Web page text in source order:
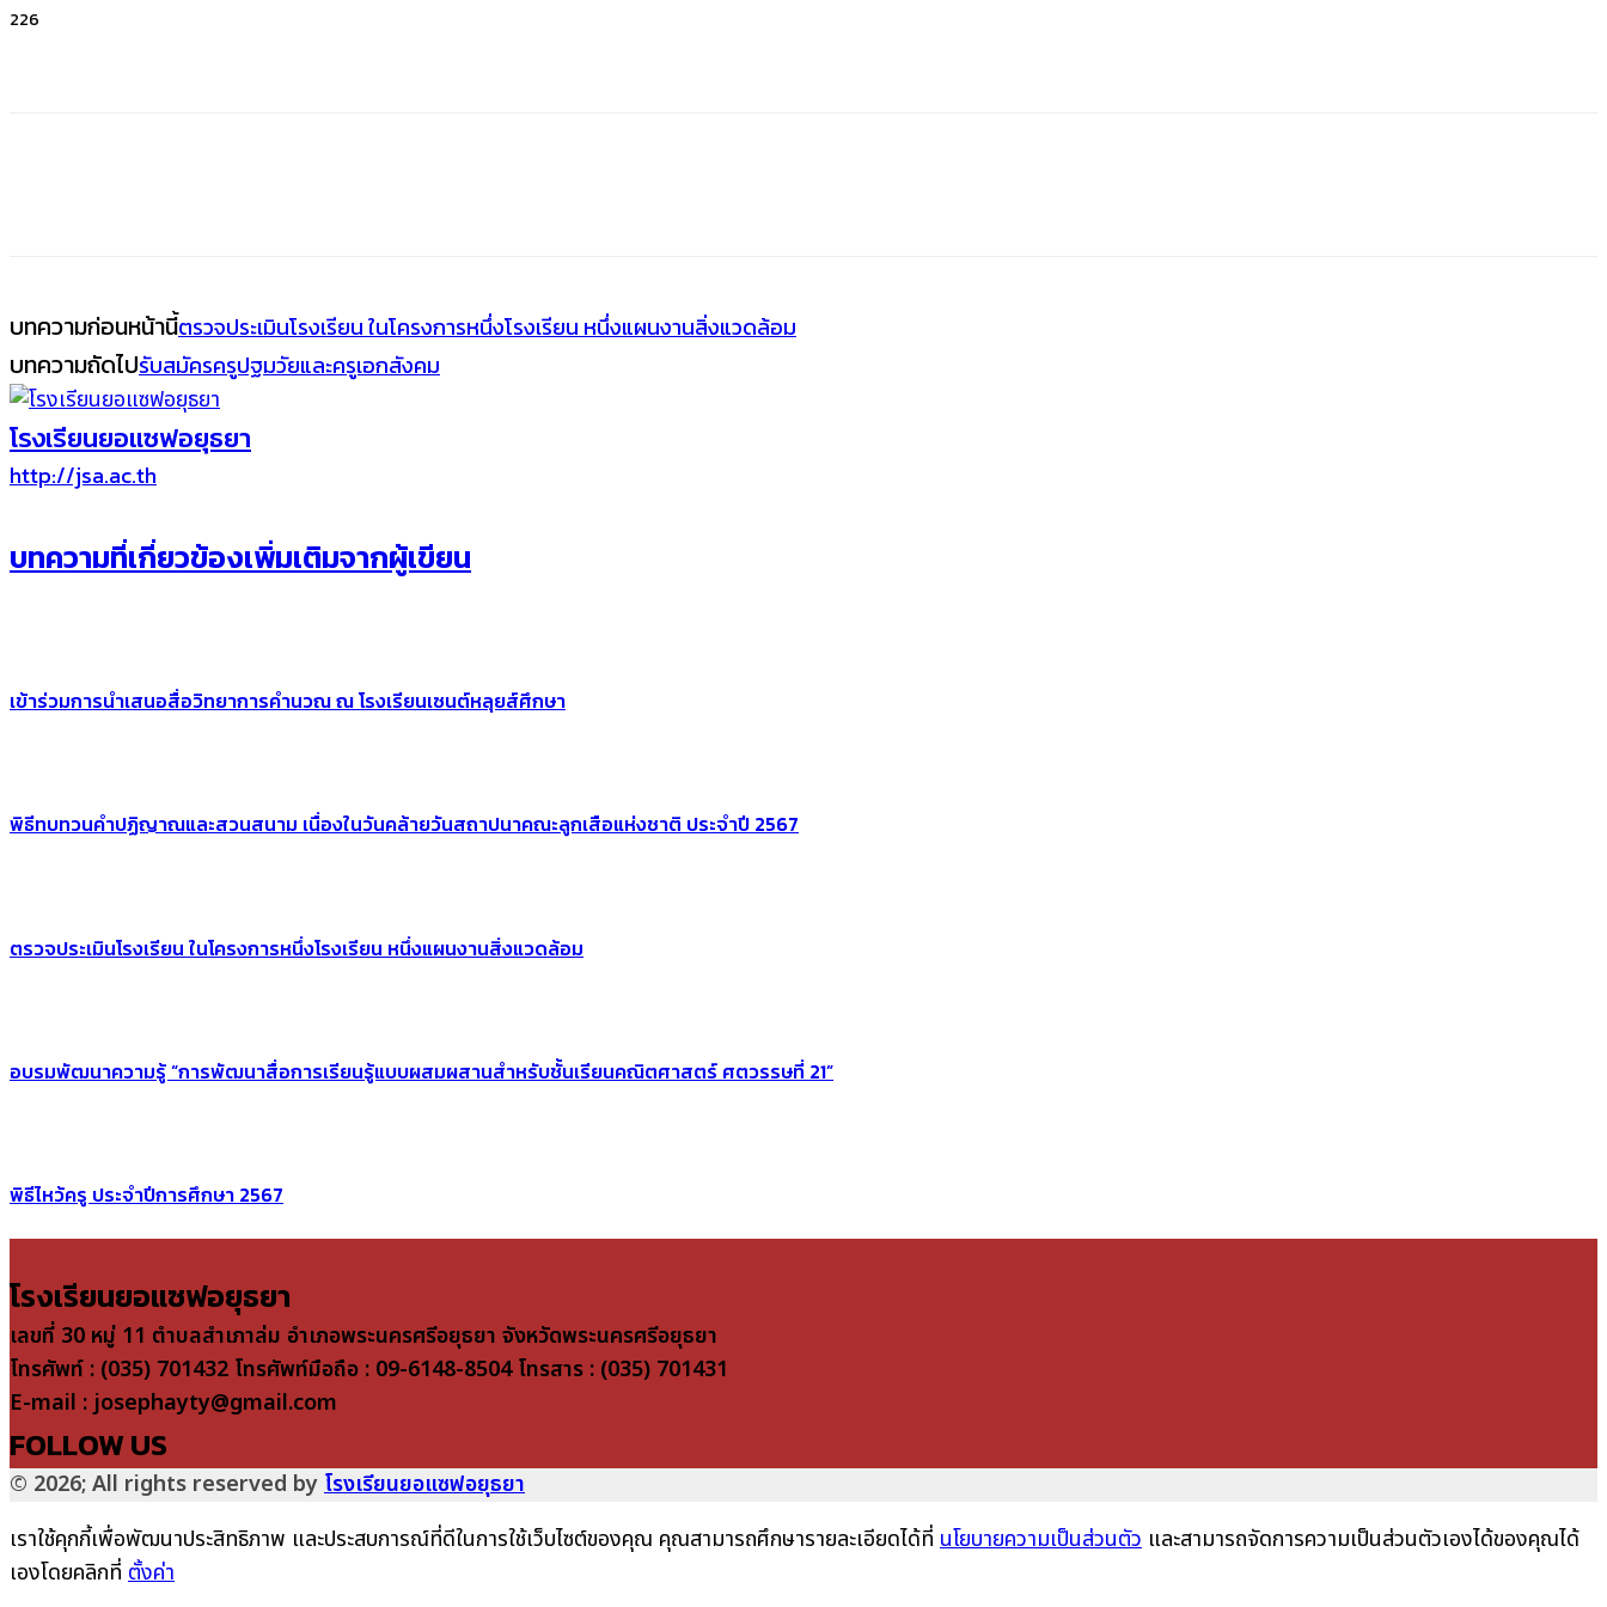
226
บทความก่อนหน้านี้ตรวจประเมินโรงเรียน ในโครงการหนึ่งโรงเรียน หนึ่งแผนงานสิ่งแวดล้อม
บทความถัดไปรับสมัครครูปฐมวัยและครูเอกสังคม
โรงเรียนยอแซฟอยุธยา
http://jsa.ac.th
บทความที่เกี่ยวข้องเพิ่มเติมจากผู้เขียน
เข้าร่วมการนำเสนอสื่อวิทยาการคำนวณ ณ โรงเรียนเซนต์หลุยส์ศึกษา
พิธีทบทวนคำปฏิญาณและสวนสนาม เนื่องในวันคล้ายวันสถาปนาคณะลูกเสือแห่งชาติ ประจำปี 2567
ตรวจประเมินโรงเรียน ในโครงการหนึ่งโรงเรียน หนึ่งแผนงานสิ่งแวดล้อม
อบรมพัฒนาความรู้ “การพัฒนาสื่อการเรียนรู้แบบผสมผสานสำหรับชั้นเรียนคณิตศาสตร์ ศตวรรษที่ 21”
พิธีไหว้ครู ประจำปีการศึกษา 2567
โรงเรียนยอแซฟอยุธยา
เลขที่ 30 หมู่ 11 ตำบลสำเภาล่ม อำเภอพระนครศรีอยุธยา จังหวัดพระนครศรีอยุธยา
โทรศัพท์ : (035) 701432 โทรศัพท์มือถือ : 09-6148-8504 โทรสาร : (035) 701431
E-mail : josephayty@gmail.com
FOLLOW US
© 2026; All rights reserved byโรงเรียนยอแซฟอยุธยา
เราใช้คุกกี้เพื่อพัฒนาประสิทธิภาพ และประสบการณ์ที่ดีในการใช้เว็บไซต์ของคุณ คุณสามารถศึกษารายละเอียดได้ที่ นโยบายความเป็นส่วนตัว และสามารถจัดการความเป็นส่วนตัวเองได้ของคุณได้
เองโดยคลิกที่ ตั้งค่า